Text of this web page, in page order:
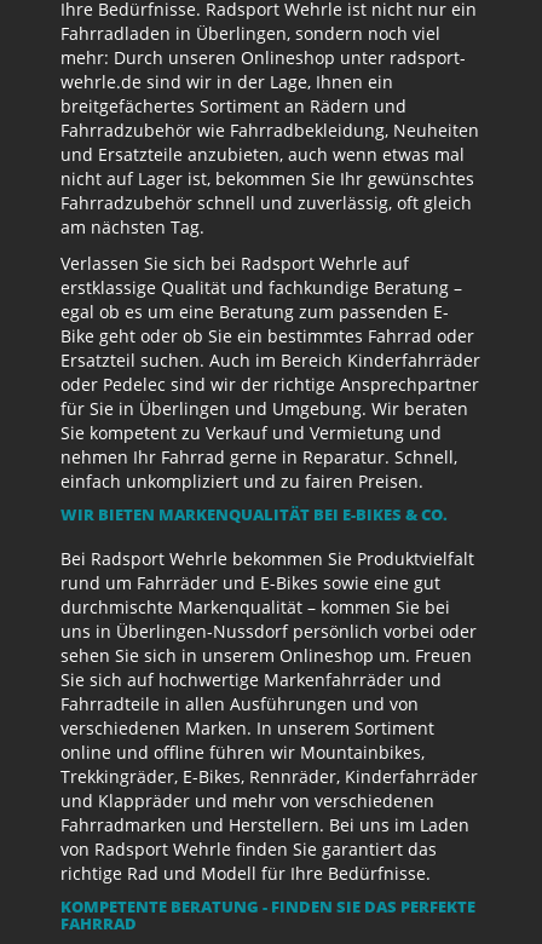
Ihre Bedürfnisse. Radsport Wehrle ist nicht nur ein
Fahrradladen in Überlingen, sondern noch viel
mehr: Durch unseren Onlineshop unter radsport-
wehrle.de sind wir in der Lage, Ihnen ein
breitgefächertes Sortiment an Rädern und
Fahrradzubehör wie Fahrradbekleidung, Neuheiten
und Ersatzteile anzubieten, auch wenn etwas mal
nicht auf Lager ist, bekommen Sie Ihr gewünschtes
Fahrradzubehör schnell und zuverlässig, oft gleich
am nächsten Tag.
Verlassen Sie sich bei Radsport Wehrle auf
erstklassige Qualität und fachkundige Beratung –
egal ob es um eine Beratung zum passenden E-
Bike geht oder ob Sie ein bestimmtes Fahrrad oder
Ersatzteil suchen. Auch im Bereich Kinderfahrräder
oder Pedelec sind wir der richtige Ansprechpartner
für Sie in Überlingen und Umgebung. Wir beraten
Sie kompetent zu Verkauf und Vermietung und
nehmen Ihr Fahrrad gerne in Reparatur. Schnell,
einfach unkompliziert und zu fairen Preisen.
WIR BIETEN MARKENQUALITÄT BEI E-BIKES & CO.
Bei Radsport Wehrle bekommen Sie Produktvielfalt
rund um Fahrräder und E-Bikes sowie eine gut
durchmischte Markenqualität – kommen Sie bei
uns in Überlingen-Nussdorf persönlich vorbei oder
sehen Sie sich in unserem Onlineshop um. Freuen
Sie sich auf hochwertige Markenfahrräder und
Fahrradteile in allen Ausführungen und von
verschiedenen Marken. In unserem Sortiment
online und offline führen wir Mountainbikes,
Trekkingräder, E-Bikes, Rennräder, Kinderfahrräder
und Klappräder und mehr von verschiedenen
Fahrradmarken und Herstellern. Bei uns im Laden
von Radsport Wehrle finden Sie garantiert das
richtige Rad und Modell für Ihre Bedürfnisse.
KOMPETENTE BERATUNG - FINDEN SIE DAS PERFEKTE
FAHRRAD